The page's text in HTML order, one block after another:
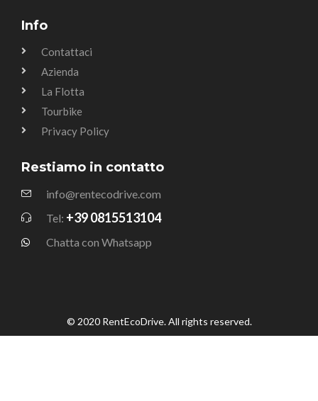
Info
Contattaci
Azienda
La Flotta
Tourbike
Privacy Policy
Restiamo in contatto
info@rentecodrive.com
Tel: +39 0815513104
Chatta con Whatsapp
© 2020 RentEcoDrive. All rights reserved.